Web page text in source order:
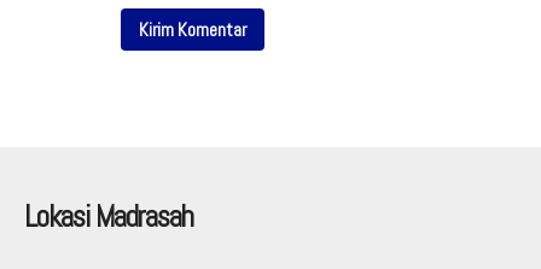
Lokasi Madrasah